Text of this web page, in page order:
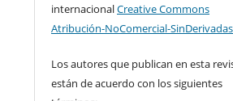
internacionalCreative Commons
Atribución-NoComercial-
Los autores que publican en esta
están de acuerdo con los siguientes